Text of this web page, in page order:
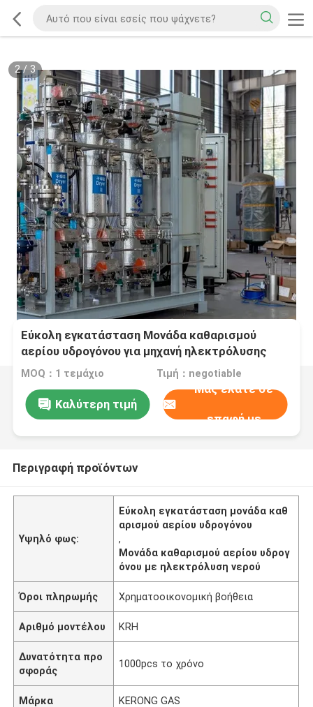
2/ 3
Εύκολη εγκατάσταση Μονάδα καθαρισμού
αερίου υδρογόνου για μηχανή ηλεκτρόλυσης
νερού
MOQ：1 τεμάχιο Τιμή：negotiable
Καλύτερη τιμή
Μας ελάτε σε
επαφή με
Περιγραφή προϊόντων
Υψηλό φως:
Εύκολη εγκατάσταση μονάδα καθ
αρισμού αερίου υδρογόνου
,
Μονάδα καθαρισμού αερίου υδρογ
όνου με ηλεκτρόλυση νερού
Όροι πληρωμής Χρηματοοικονομική βοήθεια
Αριθμό μοντέλου KRH
Δυνατότητα προ
σφοράς
1000pcs το χρόνο
Μάρκα KERONG GAS